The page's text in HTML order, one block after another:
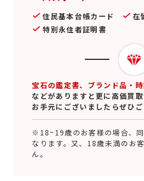
住民基本台帳カード
在
特別永住者証明書
宝石の鑑定書、ブランド品・
などがありますと更に高価買取
お手元にございましたらぜひ
※18~19歳のお客様の場合、
なります。又、18歳未満のお
ん。